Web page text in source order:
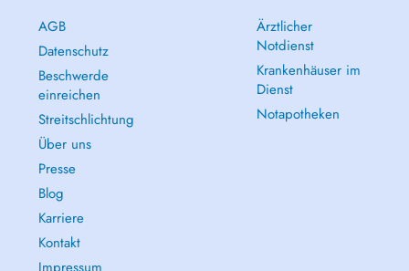
AGB
Datenschutz
Beschwerde
einreichen
Streitschlichtung
Über uns
Presse
Blog
Karriere
Kontakt
Ärztlicher
Notdienst
Krankenhäuser im
Dienst
Notapotheken